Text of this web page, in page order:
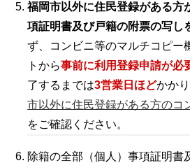
福岡市以外に住民登録がある方
項証明書及び戸籍の附票の写し
ず、コンビニ等のマルチコピー
トから事前に利用登録申請が必
了するまでは3営業日ほどかか
市以外に住民登録がある方のコ
をご確認ください。
除籍の全部（個人）事項証明書